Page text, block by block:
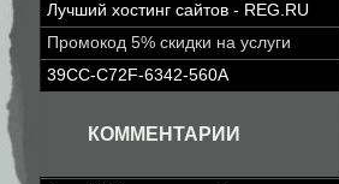
Лучший хостинг сайтов - REG.RU
Промокод 5% скидки на услуги
39CC-C72F-6342-560A
КОММЕНТАРИИ